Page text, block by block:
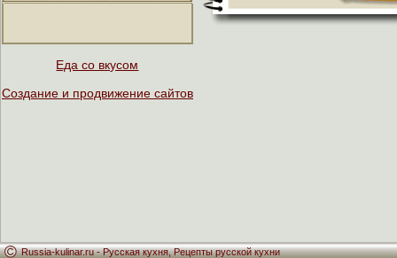
Еда со вкусом
Создание и продвижение сайтов
Russia-kulinar.ru -Русская кухня,Рецепты русской кухни